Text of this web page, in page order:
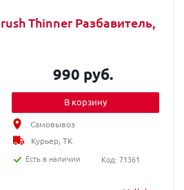
Thinner Разбавитель,
990 руб.
В корзину
Самовывоз
Курьер, ТК
Есть в наличии
Код: 71361